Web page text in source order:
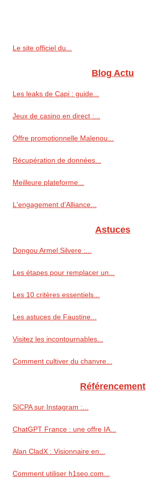
Le site officiel du...
Blog Actu
Les leaks de Capi : guide...
Jeux de casino en direct :...
Offre promotionnelle Malenou...
Récupération de données...
Meilleure plateforme...
L'engagement d'Alliance...
Astuces
Dongou Armel Silvere :...
Les étapes pour remplacer un...
Les 10 critères essentiels...
Les astuces de Faustine...
Visitez les incontournables...
Comment cultiver du chanvre...
Référencement
SICPA sur Instagram :...
ChatGPT France : une offre IA...
Alan CladX : Visionnaire en...
Comment utiliser h1seo.com...